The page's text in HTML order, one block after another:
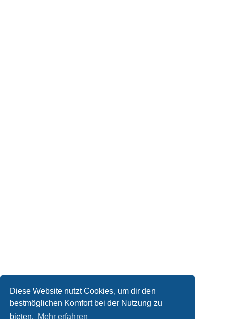
Diese Website nutzt Cookies, um dir den
bestmöglichen Komfort bei der Nutzung zu
bieten. Mehr erfahren